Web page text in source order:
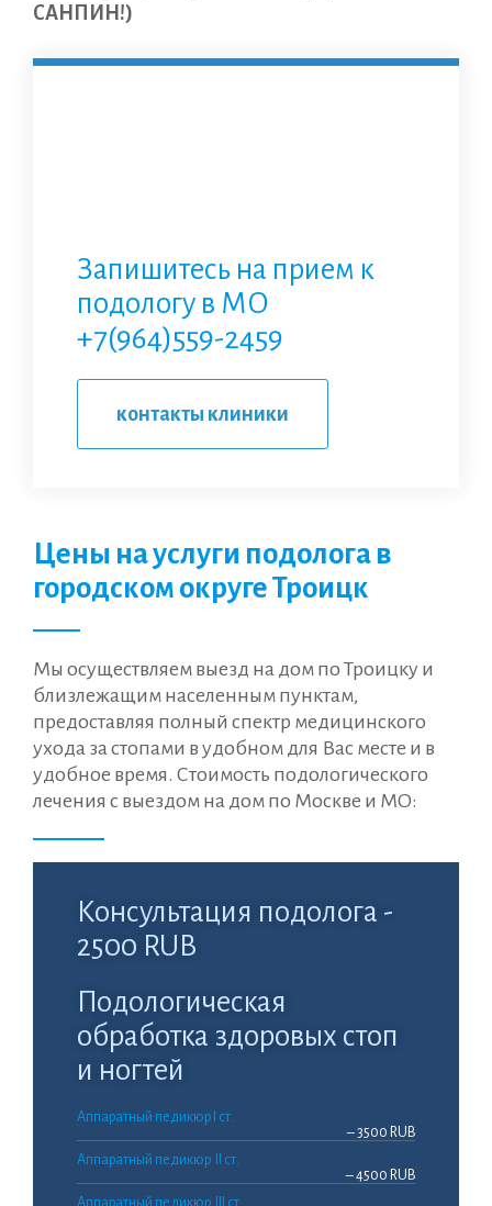
САНПИН!)
Запишитесь на прием к
подологу в МО
+7(964)559-2459
контакты клиники
Цены на услуги подолога в
городском округе Троицк
Мы осуществляем выезд на дом по Троицку и
близлежащим населенным пунктам,
предоставляя полный спектр медицинского
ухода за стопами в удобном для Вас месте и в
удобное время. Стоимость подологического
лечения с выездом на дом по Москве и МО:
Консультация подолога -
2500 RUB
Подологическая
обработка здоровых стоп
и ногтей
Аппаратный педикюр I ст.
– 3500 RUB
Аппаратный педикюр II ст.
– 4500 RUB
Аппаратный педикюр III ст.